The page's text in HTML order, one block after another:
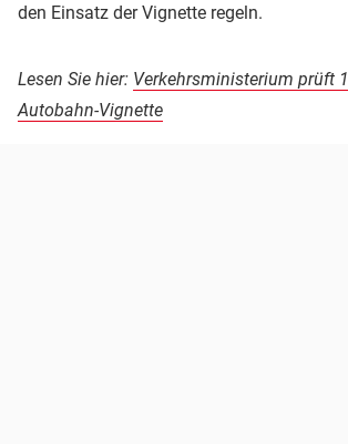
den Einsatz der Vignette regeln.
Lesen Sie hier: Verkehrsministerium prüft
Autobahn-Vignette